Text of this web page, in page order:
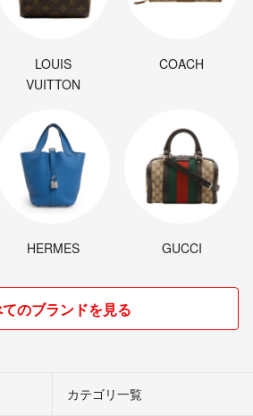
LOUIS
VUITTON
COACH
HERMES GUCCI
のブランドを見る
カテゴリ一覧